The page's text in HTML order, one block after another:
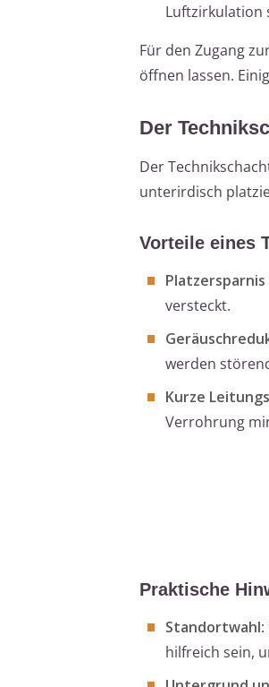
Luftzirkulation
Für den Zugang
öffnen lassen.
Der
Der
unterirdisch
Vorteile eines
versteckt.
werden
Kurze
Verrohrung
Praktische
Standortwahl
hilfreich sein,